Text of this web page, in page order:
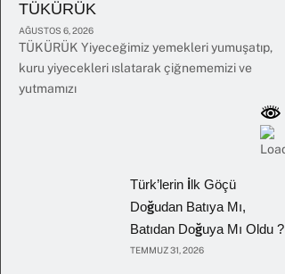
TÜKÜRÜK
AĞUSTOS 6, 2026
TÜKÜRÜK Yiyeceğimiz yemekleri yumuşatıp,
kuru yiyecekleri ıslatarak çiğnememizi ve
yutmamızı
Türk’lerin İlk Göçü
Doğudan Batıya Mı,
Batıdan Doğuya Mı Oldu ?
TEMMUZ 31, 2026